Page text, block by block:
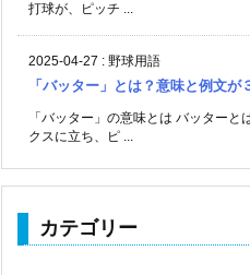
打球が、ピッチ ...
2025-04-27 : 野球用語
「バッター」とは？意味と例文が
「バッター」の意味とは バッター
クスに立ち、ピ ...
カテゴリー